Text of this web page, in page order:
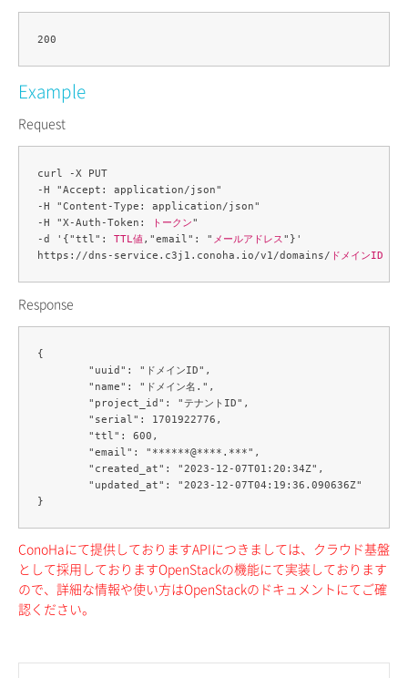
Example
Request
curl -X PUT
-H "Accept: application/json"
-H "Content-Type: application/json"
-H "X-Auth-Token:
トークン"
-d '{"ttl": TTL値,"email": " メールアドレス"}'
https://dns-service.c3j1.conoha.io/v1/domains/ ドメインID
Response
{
ConoHaにて提供しておりますAPIにつきましては、クラウド基盤
として採用しておりますOpenStackの機能にて実装しております
ので、詳細な情報や使い方はOpenStackのドキュメントにてご確
認ください。